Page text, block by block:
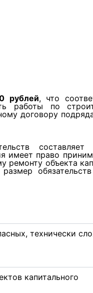
рублей, что
работы по
договору
составляет
имеет право
ремонту объекта
технически
капитального